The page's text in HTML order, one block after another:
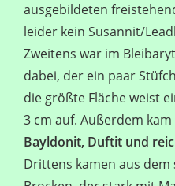
ausgebildeten
leider kein Susannit/
Zweitens war im
dabei, der ein paar
die größte Fläche weist
3 cm auf. Außerdem
Bayldonit, Duftit und
Drittens kamen aus